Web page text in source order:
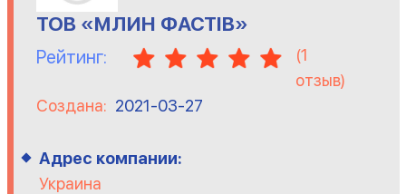
ТОВ «МЛИН ФАСТІВ»
Рейтинг: (1
отзыв)
Создана: 2021-03-27
Адрес компании:
Украина